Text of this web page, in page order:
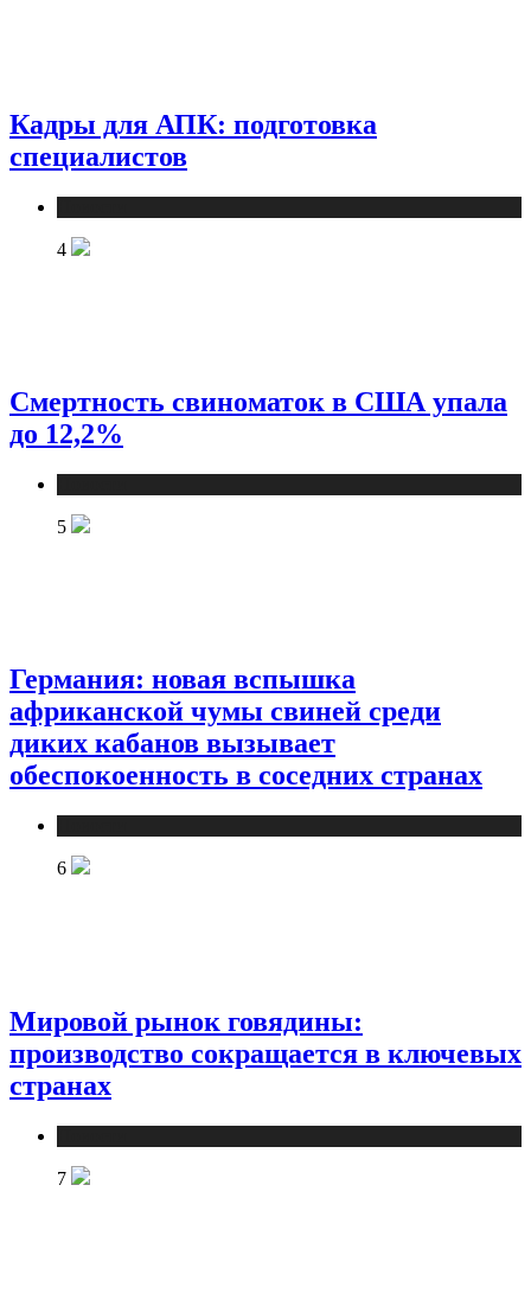
Кадры для АПК: подготовка
специалистов
4
Смертность свиноматок в США упала
до 12,2%
5
Германия: новая вспышка
африканской чумы свиней среди
диких кабанов вызывает
обеспокоенность в соседних странах
6
Мировой рынок говядины:
производство сокращается в ключевых
странах
7